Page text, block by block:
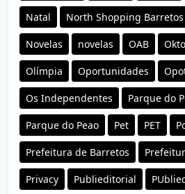
Natal North Shopping Barretos
Novelas novelas OAB
Olímpia Oportunidades
Os Independentes Parque do
Parque do Peao Pet PET
Prefeitura de Barretos
Privacy Publieditorial